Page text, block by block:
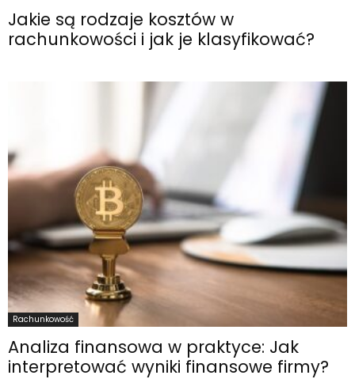
Jakie są rodzaje kosztów w
rachunkowości i jak je klasyfikować?
Rachunkowość
Analiza finansowa w praktyce: Jak
interpretować wyniki finansowe firmy?